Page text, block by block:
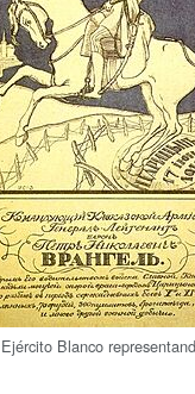
Blanco